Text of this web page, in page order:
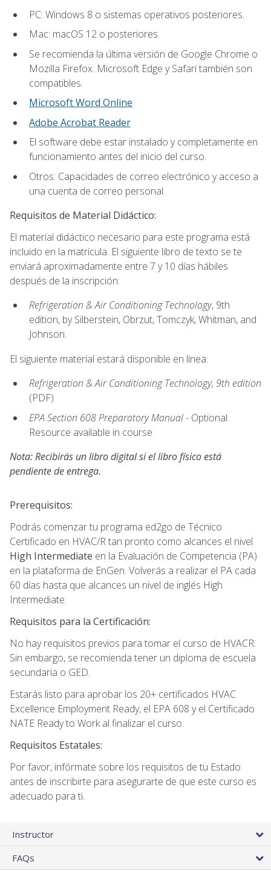
PC: Windows 8 o sistemas operativos posteriores.
Mac: macOS 12 o posteriores.
Se recomienda la última versión de Google Chrome o
Mozilla Firefox. Microsoft Edge y Safari también son
compatibles.
Microsoft Word Online
Adobe Acrobat Reader
El software debe estar instalado y completamente en
funcionamiento antes del inicio del curso.
Otros: Capacidades de correo electrónico y acceso a
una cuenta de correo personal.
Requisitos de Material Didáctico:
El material didáctico necesario para este programa está
incluido en la matrícula. El siguiente libro de texto se te
enviará aproximadamente entre 7 y 10 días hábiles
después de la inscripción:
Refrigeration & Air Conditioning Technology, 9th
edition, by Silberstein, Obrzut, Tomczyk, Whitman, and
Johnson.
El siguiente material estará disponible en línea:
Refrigeration & Air Conditioning Technology, 9th edition
(PDF)
EPA Section 608 Preparatory Manual- Optional
Resource available in course
Nota: Recibirás un libro digital si el libro físico está
pendiente de entrega.
Prerequisitos:
Podrás comenzar tu programa ed2go de Técnico
Certificado en HVAC/R tan pronto como alcances el nivel
High Intermediate en la Evaluación de Competencia (PA)
en la plataforma de EnGen. Volverás a realizar el PA cada
60 días hasta que alcances un nivel de inglés High
Intermediate.
Requisitos para la Certificación:
No hay requisitos previos para tomar el curso de HVACR.
Sin embargo, se recomienda tener un diploma de escuela
secundaria o GED.
Estarás listo para aprobar los 20+ certificados HVAC
Excellence Employment Ready, el EPA 608 y el Certificado
NATE Ready to Work al finalizar el curso.
Requisitos Estatales:
Por favor, infórmate sobre los requisitos de tu Estado
antes de inscribirte para asegurarte de que este curso es
adecuado para ti.
Instructor
FAQs